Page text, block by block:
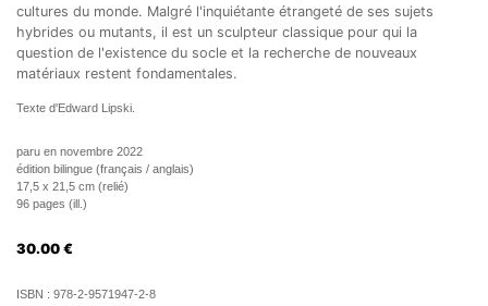
cultures du monde. Malgré l'inquiétante étrangeté de ses sujets
hybrides ou mutants, il est un sculpteur classique pour qui la
question de l'existence du socle et la recherche de nouveaux
matériaux restent fondamentales.
Texte d'Edward Lipski.
paru en novembre 2022
édition bilingue (français / anglais)
17,5 x 21,5 cm (relié)
96 pages (ill.)
30.00 €
ISBN : 978-2-9571947-2-8